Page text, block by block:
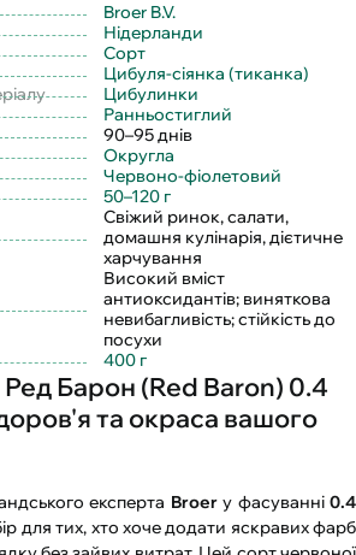
Broer B.V.
Нідерланди
Сорт
Цибуля-сіянка (тиканка)
Цибулинки
Ранньостиглий
90–95 днів
Округла
Червоно-фіолетовий
50–120 г
Свіжий ринок, салати,
домашня кулінарія, дієтичне
харчування
Високий вміст
антиоксидантів; виняткова
невибагливість; стійкість до
посухи
400 г
Барон (Red Baron) 0.4
та окраса вашого
експерта Broerу фасуванні 0.4
для тих, хто хоче додати яскравих фарб